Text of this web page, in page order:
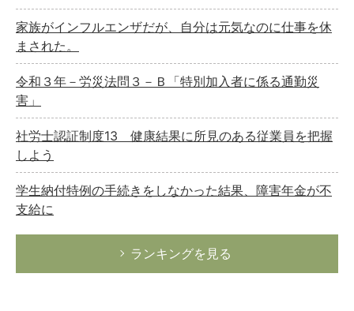
家族がインフルエンザだが、自分は元気なのに仕事を休
まされた。
令和３年－労災法問３－Ｂ「特別加入者に係る通勤災
害」
社労士認証制度13 健康結果に所見のある従業員を把握
しよう
学生納付特例の手続きをしなかった結果、障害年金が不
支給に
ランキングを見る